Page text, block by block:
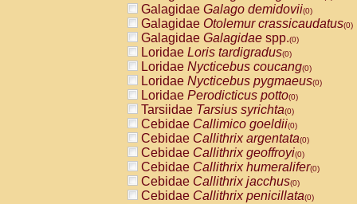
AtelidaeAteles geoffroyi(0)
AtelidaeAteles paniscus(0)
AtelidaeAtelesspp.(0)
Atelidae Lagothrix lagothricha
AtelidaeLagothrix lagothricha cana
PitheciidaeCacajao calvus
PitheciidaeCallicebus cupreus
PitheciidaeCallicebus donacophilus
PitheciidaeCallicebus moloch
PitheciidaeCallicebus torquatus
PitheciidaeCallicebusspp.(0)
PitheciidaeChiropotes satanas(0)
PitheciidaePithecia monachus
PitheciidaePithecia pithecia(0)
Galagidae Galago demidovii(0)
Galagidae Otolemur crassicaudatus(0)
Galagidae Galagidae spp.(0)
Loridae Loris tardigradus(0)
Loridae Nycticebus coucang(0)
Loridae Nycticebus pygmaeus(0)
Loridae Perodicticus potto(0)
Tarsiidae Tarsius syrichta(0)
Cebidae Callimico goeldii(0)
Cebidae Callithrix argentata(0)
Cebidae Callithrix geoffroyi(0)
Cebidae Callithrix humeralifer(0)
Cebidae Callithrix jacchus(0)
Cebidae Callithrix penicillata(0)